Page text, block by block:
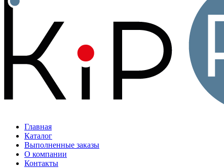
Главная
Каталог
Выполненные заказы
О компании
Контакты